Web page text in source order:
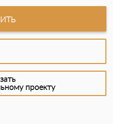
проекту